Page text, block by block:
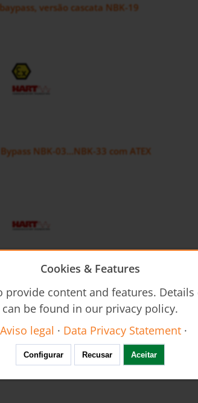
versão cascata NBK-19
NBK-03...NBK-33 com ATEX
Bypass NBK-M
Cookies & Features
provide content and features.
can be found in our privacy policy.
Aviso legal · Data Privacy Statement·
Configurar Recusar Aceitar